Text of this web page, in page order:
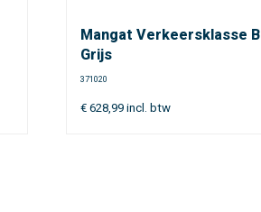
Mangat Verkeersklasse B
Grijs
371020
€ 628,99incl. btw